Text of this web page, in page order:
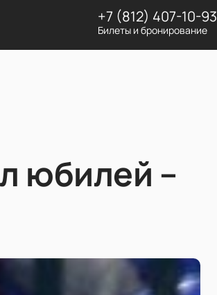
+7 (812) 407-10-93
Билеты и бронирование
юбилей –